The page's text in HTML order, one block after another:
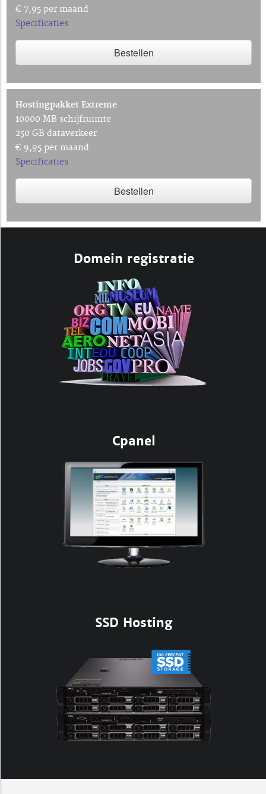
€ 7,95 per maand
Specificaties
Bestellen
Hostingpakket Extreme
10000 MB schijfruimte
250 GB dataverkeer
€ 9,95 per maand
Specificaties
Bestellen
Domein registratie
Cpanel
SSD Hosting